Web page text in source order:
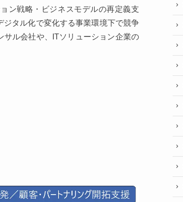
ン戦略・ビジネスモデルの再定義支
タル化で変化する事業環境下で競争
ル会社や、ITソリューション企業の